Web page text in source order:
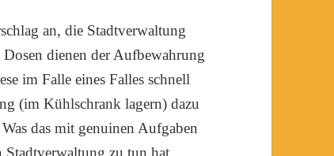
an, die Stadtverwaltung
dienen der Aufbewahrung
im Falle eines Falles schnell
(im Kühlschrank lagern) dazu
das mit genuinen Aufgaben
Stadtverwaltung zu tun hat,